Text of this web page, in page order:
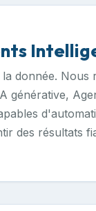
donnée.
générative,
des résultats